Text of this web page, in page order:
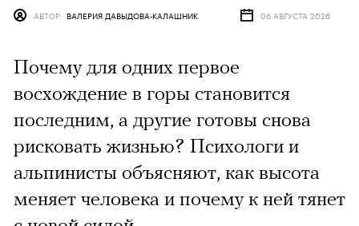
АВТОР ВАЛЕРИЯ ДАВЫДОВА-КАЛАШНИК 06 АВГУСТА 2026
Почему для одних первое
восхождение в горы становится
последним, а другие готовы снова
рисковать жизнью? Психологи и
альпинисты объясняют, как высота
меняет человека и почему к ней тянет